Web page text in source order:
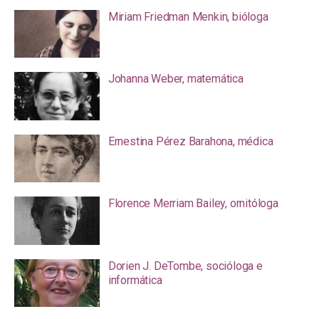
Miriam Friedman Menkin, bióloga
Johanna Weber, matemática
Ernestina Pérez Barahona, médica
Florence Merriam Bailey, ornitóloga
Dorien J. DeTombe, socióloga e
informática